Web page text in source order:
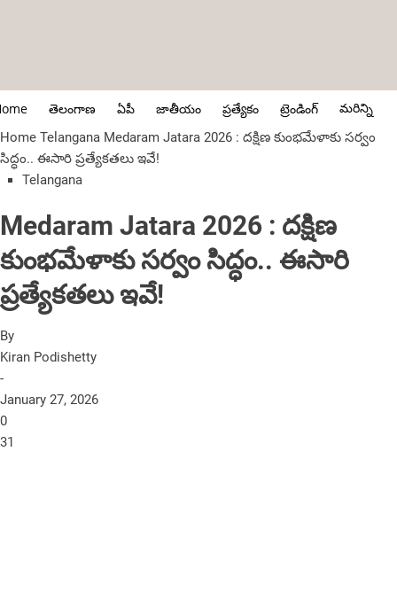
తెలంగాణ ఏపీ జాతీయం ప్రత్యేకం ట్రెండింగ్ మరిన్ని
Home Telangana Medaram Jatara 2026 : దక్షిణ కుంభమేళాకు సర్వం
సిద్ధం.. ఈసారి ప్రత్యేకతలు ఇవే!
Telangana
Medaram Jatara 2026 : దక్షిణ
కుంభమేళాకు సర్వం సిద్ధం.. ఈసారి
ప్రత్యేకతలు ఇవే!
By
Kiran Podishetty
-
January 27, 2026
0
31